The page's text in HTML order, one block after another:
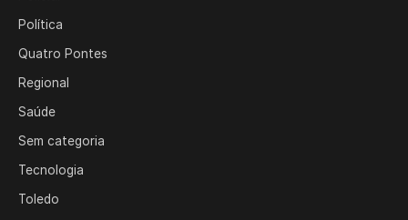
Política
Quatro Pontes
Regional
Saúde
Sem categoria
Tecnologia
Toledo